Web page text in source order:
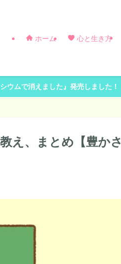
ホーム 心と生き方
ウムで消えました』発売しました！
え、まとめ【豊かさ